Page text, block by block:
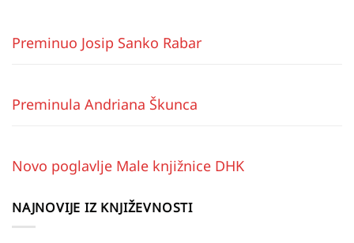
Preminuo Josip Sanko Rabar
Preminula Andriana Škunca
Novo poglavlje Male knjižnice DHK
NAJNOVIJE IZ KNJIŽEVNOSTI